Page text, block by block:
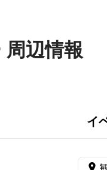
辺情報
イ